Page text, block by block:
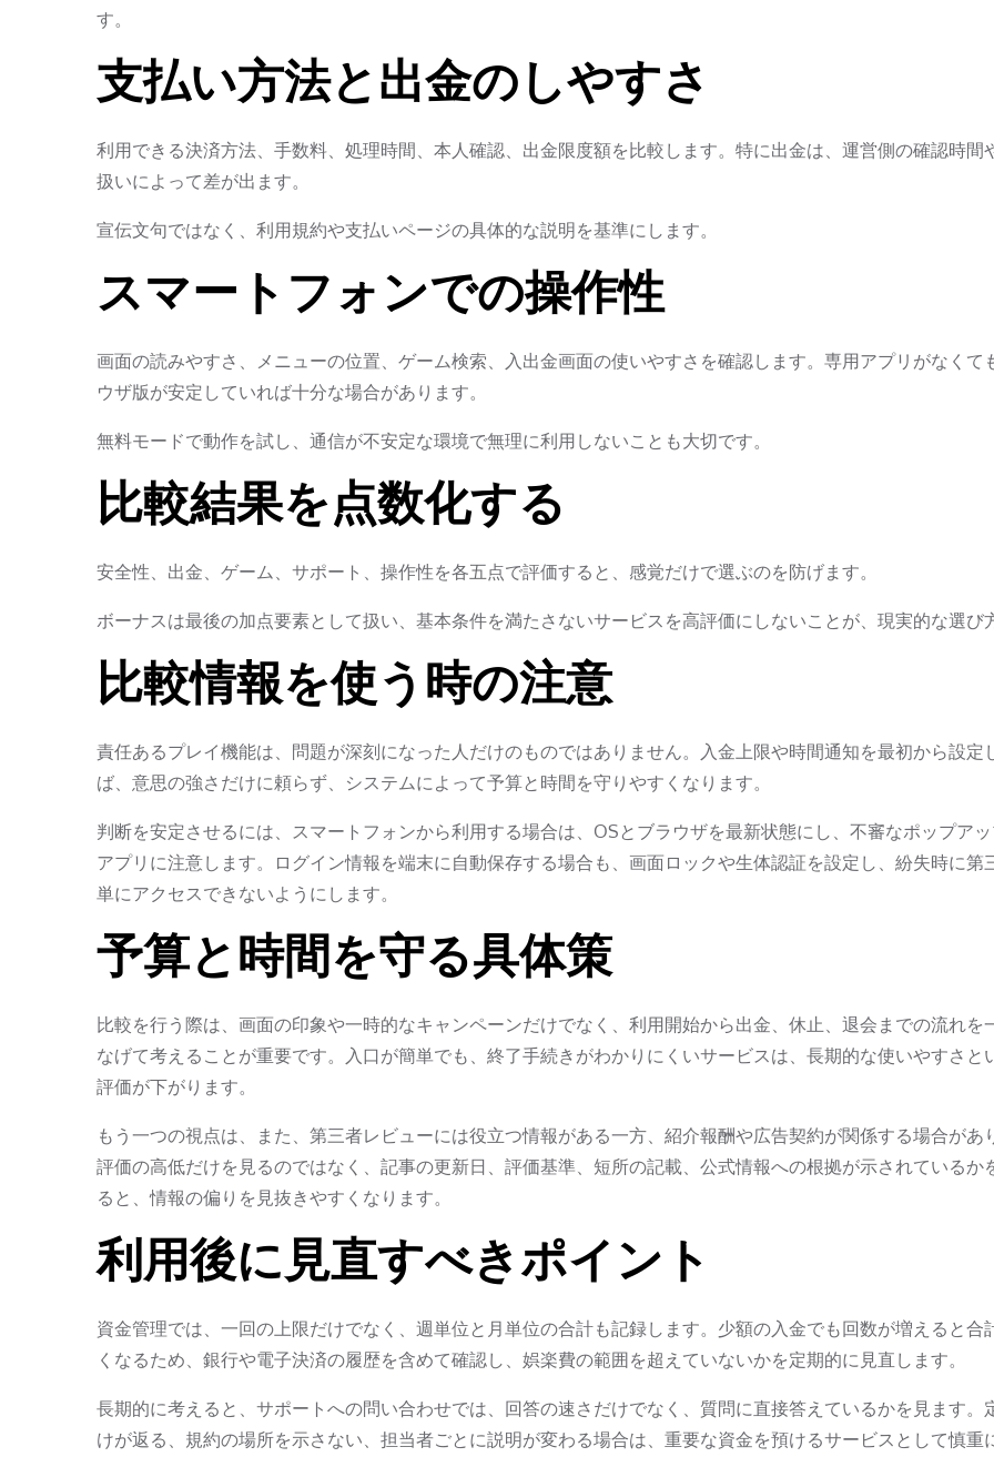
す。
支払い方法と出金のしやすさ
利用できる決済方法、手数料、処理時間、本人確認、出金限度額を比較します。特に出金は、運営側の確認時間
扱いによって差が出ます。
宣伝文句ではなく、利用規約や支払いページの具体的な説明を基準にします。
スマートフォンでの操作性
画面の読みやすさ、メニューの位置、ゲーム検索、入出金画面の使いやすさを確認します。専用アプリがなくて
ウザ版が安定していれば十分な場合があります。
無料モードで動作を試し、通信が不安定な環境で無理に利用しないことも大切です。
比較結果を点数化する
安全性、出金、ゲーム、サポート、操作性を各五点で評価すると、感覚だけで選ぶのを防げます。
ボーナスは最後の加点要素として扱い、基本条件を満たさないサービスを高評価にしないことが、現実的な選び
比較情報を使う時の注意
責任あるプレイ機能は、問題が深刻になった人だけのものではありません。入金上限や時間通知を最初から設定
ば、意思の強さだけに頼らず、システムによって予算と時間を守りやすくなります。
判断を安定させるには、スマートフォンから利用する場合は、OSとブラウザを最新状態にし、不審なポップア
アプリに注意します。ログイン情報を端末に自動保存する場合も、画面ロックや生体認証を設定し、紛失時に第
単にアクセスできないようにします。
予算と時間を守る具体策
比較を行う際は、画面の印象や一時的なキャンペーンだけでなく、利用開始から出金、休止、退会までの流れを
なげて考えることが重要です。入口が簡単でも、終了手続きがわかりにくいサービスは、長期的な使いやすさと
評価が下がります。
もう一つの視点は、また、第三者レビューには役立つ情報がある一方、紹介報酬や広告契約が関係する場合があ
評価の高低だけを見るのではなく、記事の更新日、評価基準、短所の記載、公式情報への根拠が示されているか
ると、情報の偏りを見抜きやすくなります。
利用後に見直すべきポイント
資金管理では、一回の上限だけでなく、週単位と月単位の合計も記録します。少額の入金でも回数が増えると合
くなるため、銀行や電子決済の履歴を含めて確認し、娯楽費の範囲を超えていないかを定期的に見直します。
長期的に考えると、サポートへの問い合わせでは、回答の速さだけでなく、質問に直接答えているかを見ます。
けが返る、規約の場所を示さない、担当者ごとに説明が変わる場合は、重要な資金を預けるサービスとして慎重